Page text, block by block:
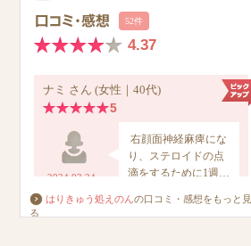
はりきゅう処えのんの口コミ・感想をもっと見
る